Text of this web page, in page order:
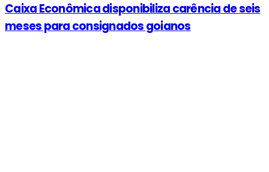
Caixa Econômica disponibiliza carência de seis
meses para consignados goianos